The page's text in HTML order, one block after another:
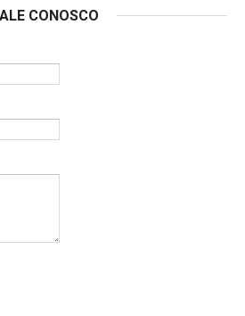
olhando o encarte aqui, me
sentido minha falta, informo
trazer mais contribuições
CONOSCO